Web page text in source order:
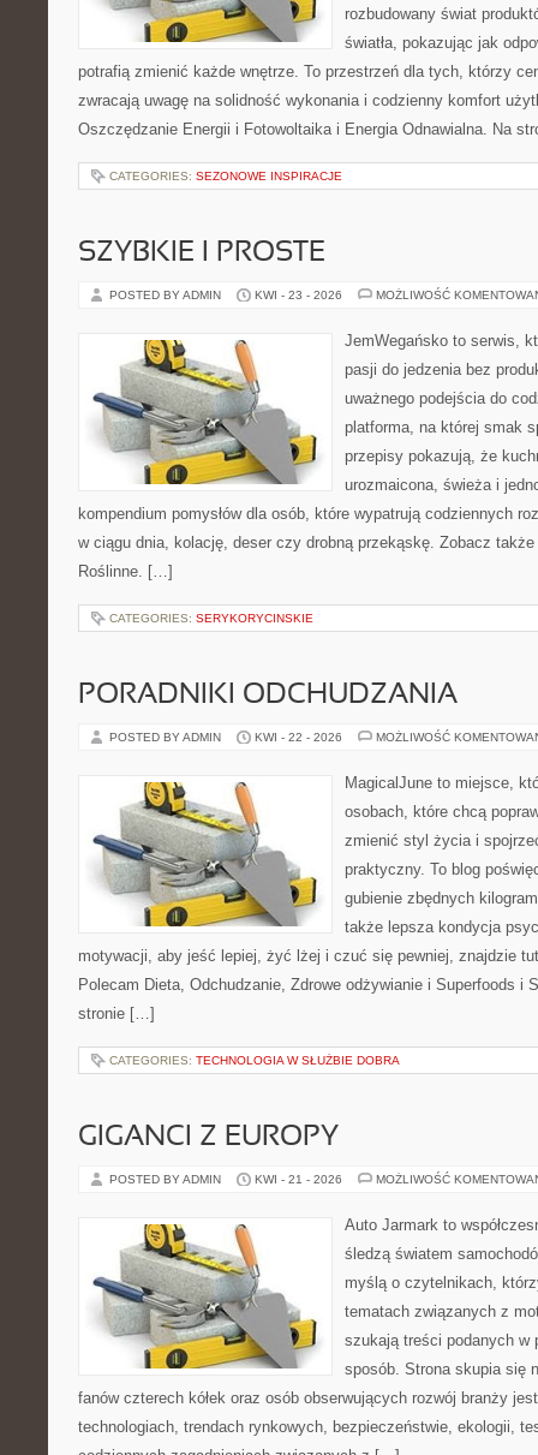
rozbudowany świat
światła, pokazując jak
potrafią zmienić każde wnętrze. To przestrzeń dla tych, którzy
zwracają uwagę na solidność wykonania i codzienny komfort
Oszczędzanie Energii i Fotowoltaika i Energia Odnawialna. Na
CATEGORIES: SEZONOWE INSPIRACJE
SZYBKIE I PROSTE
POSTED BY ADMIN KWI - 23 - 2026 MOŻLIWOŚĆ
JemWegańsko to serwis,
pasji do jedzenia bez
uważnego podejścia do
platforma, na której smak
przepisy pokazują, że
urozmaicona, świeża i
kompendium pomysłów dla osób, które wypatrują codziennych
w ciągu dnia, kolację, deser czy drobną przekąskę. Zobacz
Roślinne. […]
CATEGORIES: SERYKORYCINSKIE
PORADNIKI ODCHUDZANIA
POSTED BY ADMIN KWI - 22 - 2026 MOŻLIWOŚĆ
MagicalJune to miejsce,
osobach, które chcą
zmienić styl życia i
praktyczny. To blog
gubienie zbędnych
także lepsza kondycja
motywacji, aby jeść lepiej, żyć lżej i czuć się pewniej, znajdzie
Polecam Dieta, Odchudzanie, Zdrowe odżywianie i Superfoods i
stronie […]
CATEGORIES: TECHNOLOGIA W SŁUŻBIE DOBRA
GIGANCI Z EUROPY
POSTED BY ADMIN KWI - 21 - 2026 MOŻLIWOŚĆ
Auto Jarmark to
śledzą światem
myślą o czytelnikach,
tematach związanych z
szukają treści podanych w
sposób. Strona skupia się
fanów czterech kółek oraz osób obserwujących rozwój branży
technologiach, trendach rynkowych, bezpieczeństwie, ekologii,